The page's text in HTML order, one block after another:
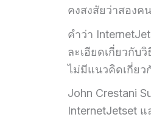
คงสงสัยว่าสองค
คำว่า
ละเอียดเกี่ยวกับ
ไม่มีแนวคิดเกี่ย
John Crestani
InternetJetset